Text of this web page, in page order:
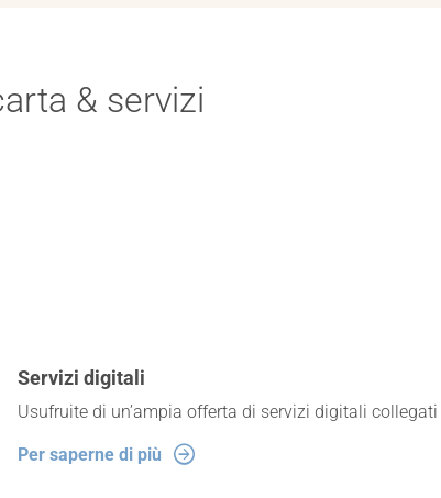
& servizi
Servizi digitali
Usufruite di un’ampia offerta di servizi digitali
Per saperne di più